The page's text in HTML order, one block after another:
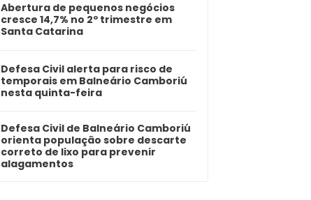
Abertura de pequenos negócios
cresce 14,7% no 2º trimestre em
Santa Catarina
Defesa Civil alerta para risco de
temporais em Balneário Camboriú
nesta quinta-feira
Defesa Civil de Balneário Camboriú
orienta população sobre descarte
correto de lixo para prevenir
alagamentos